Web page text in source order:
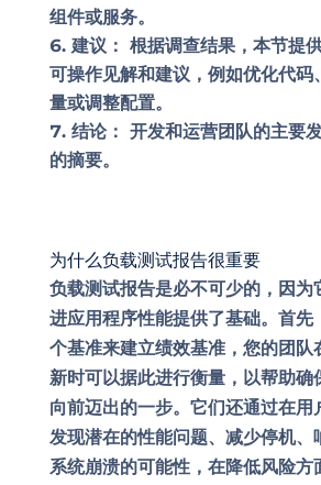
组件或服务。
建议： 根据调查结果，本节提
可操作见解和建议，例如优化代码
量或调整配置。
结论： 开发和运营团队的主要
的摘要。
为什么负载测试报告很重要
负载测试报告是必不可少的，因为
进应用程序性能提供了基础。首先
个基准来建立绩效基准，您的团队
新时可以据此进行衡量，以帮助确
向前迈出的一步。它们还通过在用
发现潜在的性能问题、减少停机、
系统崩溃的可能性，在降低风险方